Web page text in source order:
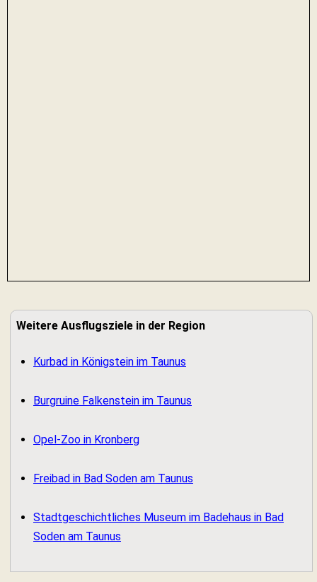
Weitere Ausflugsziele in der Region
Kurbad in Königstein im Taunus
Burgruine Falkenstein im Taunus
Opel-Zoo in Kronberg
Freibad in Bad Soden am Taunus
Stadtgeschichtliches Museum im Badehaus in Bad
Soden am Taunus